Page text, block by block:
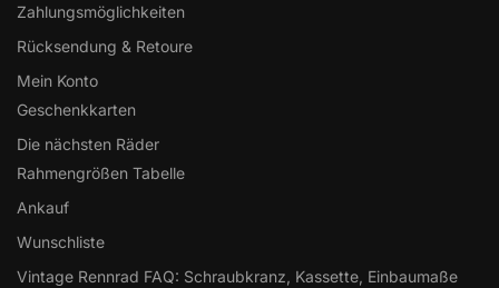
Zahlungsmöglichkeiten
Rücksendung & Retoure
Mein Konto
Geschenkkarten
Die nächsten Räder
Rahmengrößen Tabelle
Ankauf
Wunschliste
Vintage Rennrad FAQ: Schraubkranz, Kassette, Einbaumaße